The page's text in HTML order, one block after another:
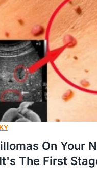
On Your
The First